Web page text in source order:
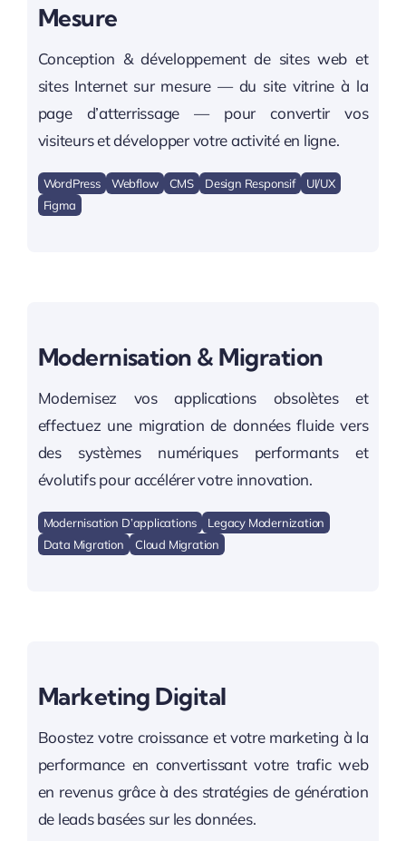
Mesure
Conception & développement de sites web et
sites Internet sur mesure — du site vitrine à la
page d’atterrissage — pour convertir vos
visiteurs et développer votre activité en ligne.
WordPress Webflow CMS Design Responsif
UI/UX
Figma
Modernisation & Migration
Modernisez vos applications obsolètes et
effectuez une migration de données fluide vers
des systèmes numériques performants et
évolutifs pour accélérer votre innovation.
Modernisation D’applications
Legacy Modernization
Data Migration
Cloud Migration
Marketing Digital
Boostez votre croissance et votre marketing à la
performance en convertissant votre trafic web
en revenus grâce à des stratégies de génération
de leads basées sur les données.